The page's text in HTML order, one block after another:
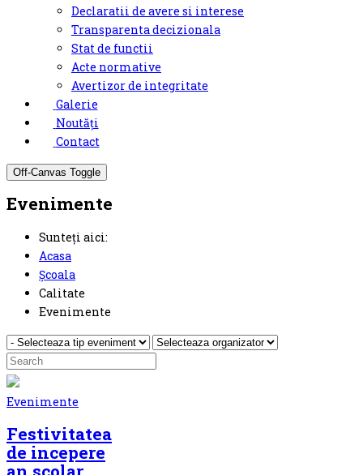
Declaratii de avere si interese
Transparenta decizionala
Stat de functii
Acte normative
Avertizor de integritate
Galerie
Noutăți
Contact
Off-Canvas Toggle
Evenimente
Sunteți aici:
Acasa
Școala
Calitate
Evenimente
Evenimente
Festivitatea
de incepere